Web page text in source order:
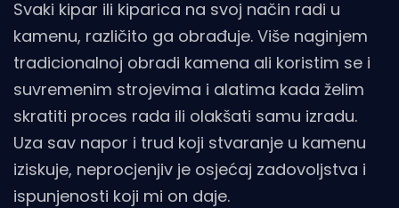
Svaki kipar ili kiparica na svoj način radi u
kamenu, različito ga obrađuje. Više naginjem
tradicionalnoj obradi kamena ali koristim se i
suvremenim strojevima i alatima kada želim
skratiti proces rada ili olakšati samu izradu.
Uza sav napor i trud koji stvaranje u kamenu
iziskuje, neprocjenjiv je osjećaj zadovoljstva i
ispunjenosti koji mi on daje.